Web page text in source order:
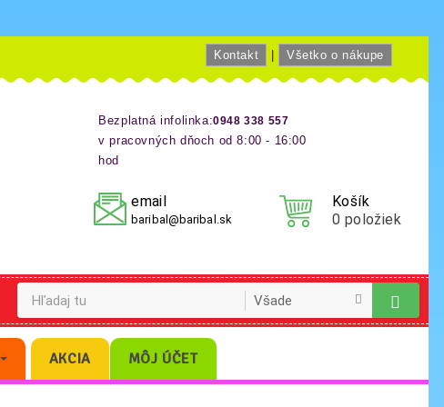
Kontakt Všetko o nákupe
Bezplatná infolinka:0948 338 557
v pracovných dňoch od 8:00 - 16:00
hod
Košík
0 položiek
email
baribal@baribal.sk
AKCIA MÔJ ÚČET